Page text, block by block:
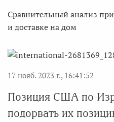
Сравнительный анализ
и доставке на дом
17 нояб. 2023 г., 16:41:52
Позиция США по
подорвать их